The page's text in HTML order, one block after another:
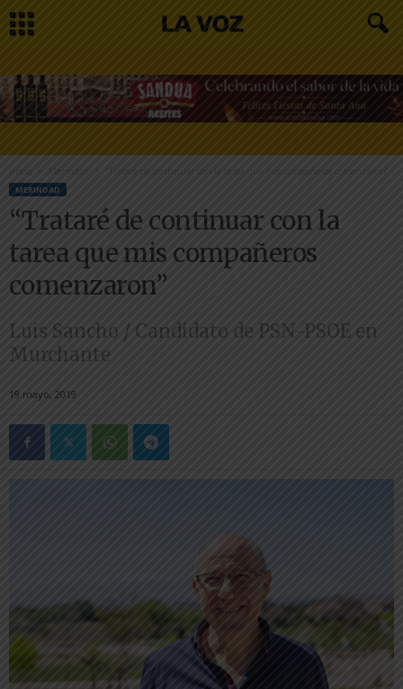
Inicio “Trataré de continuar con la tarea que mis compañeros comenzaron”
MERINDAD
“Trataré de continuar con la
tarea que mis compañeros
comenzaron”
Luis Sancho / Candidato de PSN-PSOE en
Murchante
19 mayo, 2019